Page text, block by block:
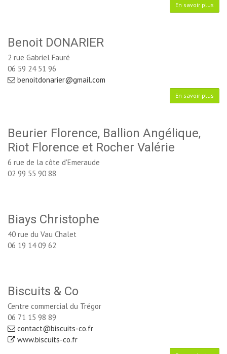
En savoir plus
Benoit DONARIER
2 rue Gabriel Fauré
06 59 24 51 96
benoitdonarier@gmail.com
En savoir plus
Beurier Florence, Ballion Angélique,
Riot Florence et Rocher Valérie
6 rue de la côte d'Emeraude
02 99 55 90 88
Biays Christophe
40 rue du Vau Chalet
06 19 14 09 62
Biscuits & Co
Centre commercial du Trégor
06 71 15 98 89
contact@biscuits-co.fr
www.biscuits-co.fr